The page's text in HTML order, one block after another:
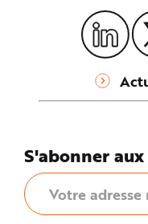
S'abonner